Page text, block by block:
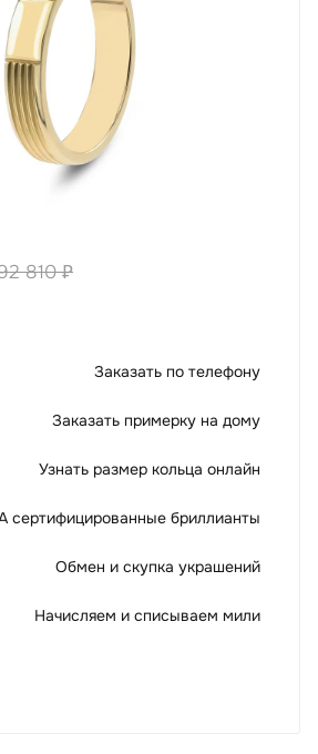
810₽
Заказать по телефону
Заказать примерку на дому
Узнать размер кольца онлайн
сертифицированные бриллианты
Обмен и скупка украшений
Начисляем и списываем мили